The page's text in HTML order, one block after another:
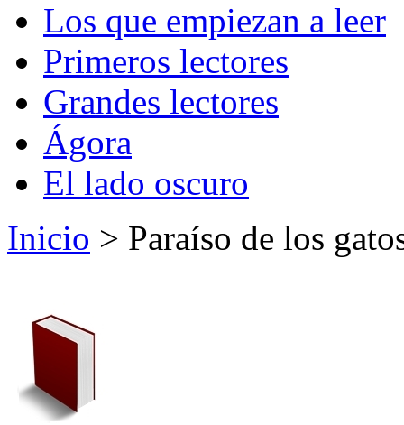
Los que empiezan a leer
Primeros lectores
Grandes lectores
Ágora
El lado oscuro
Inicio > Paraíso de los